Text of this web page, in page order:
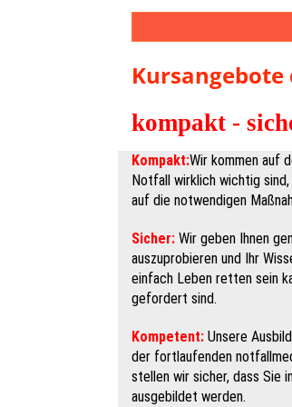
kompakt -
Kompakt:Wir kommen auf
Notfall wirklich wichtig
auf die notwendigen
Sicher: Wir geben Ihnen
auszuprobieren und Ihr
einfach Leben retten sein
gefordert sind.
Kompetent: Unsere
der fortlaufenden
stellen wir sicher, dass Sie
ausgebildet werden.